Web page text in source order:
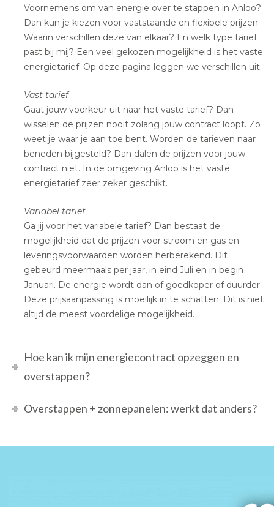
Voornemens om van energie over te stappen in Anloo?
Dan kun je kiezen voor vaststaande en flexibele prijzen.
Waarin verschillen deze van elkaar? En welk type tarief
past bij mij? Een veel gekozen mogelijkheid is het vaste
energietarief. Op deze pagina leggen we verschillen uit.
Vast tarief
Gaat jouw voorkeur uit naar het vaste tarief? Dan
wisselen de prijzen nooit zolang jouw contract loopt. Zo
weet je waar je aan toe bent. Worden de tarieven naar
beneden bijgesteld? Dan dalen de prijzen voor jouw
contract niet. In de omgeving Anloo is het vaste
energietarief zeer zeker geschikt.
Variabel tarief
Ga jij voor het variabele tarief? Dan bestaat de
mogelijkheid dat de prijzen voor stroom en gas en
leveringsvoorwaarden worden herberekend. Dit
gebeurd meermaals per jaar, in eind Juli en in begin
Januari. De energie wordt dan of goedkoper of duurder.
Deze prijsaanpassing is moeilijk in te schatten. Dit is niet
altijd de meest voordelige mogelijkheid.
Hoe kan ik mijn energiecontract opzeggen en
overstappen?
Overstappen + zonnepanelen: werkt dat anders?